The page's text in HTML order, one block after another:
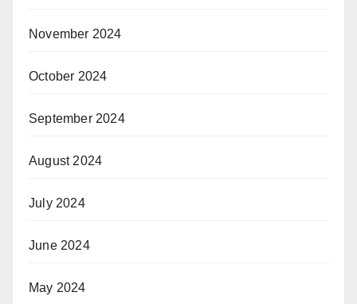
November 2024
October 2024
September 2024
August 2024
July 2024
June 2024
May 2024